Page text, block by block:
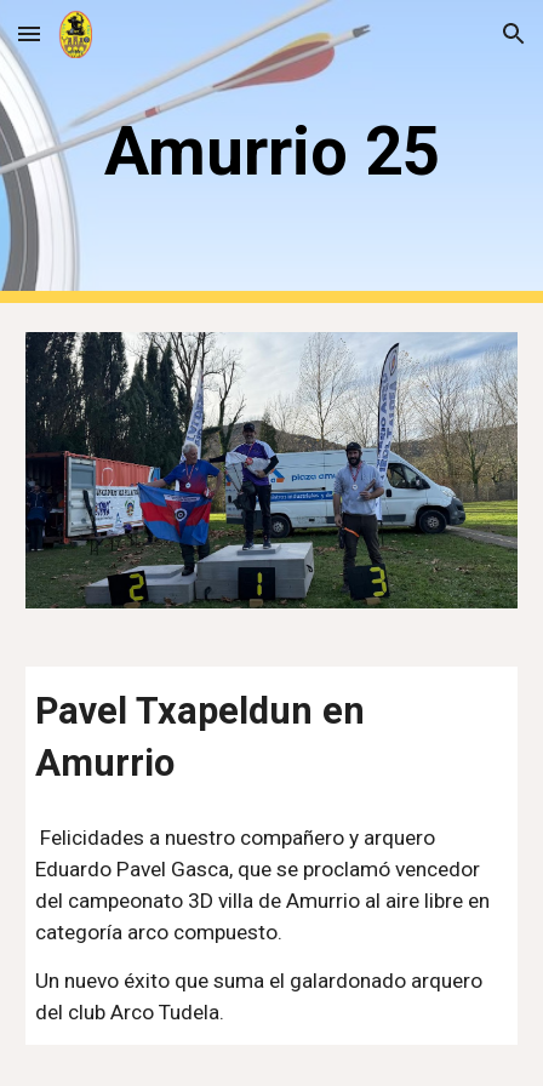
Skip to main content Skip to navigation
Amurrio 25
Pavel Txapeldun en
Amurrio
Felicidades a nuestro compañero y arquero
Eduardo Pavel Gasca, que se proclamó vencedor
del campeonato 3D villa de Amurrio al aire libre en
categoría arco compuesto.
Un nuevo éxito que suma el galardonado arquero
del club Arco Tudela.